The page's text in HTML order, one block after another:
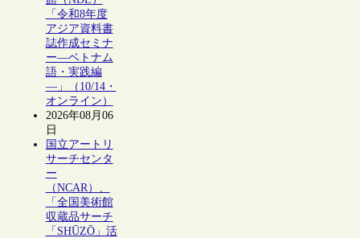
「令和8年度
アジア資料書
誌作成セミナ
ー―ベトナム
語・実践編
―」（10/14・
オンライン）
2026年08月06
日
国立アートリ
サーチセンタ
ー
（NCAR）、
「全国美術館
収蔵品サーチ
「SHŪZŌ」活